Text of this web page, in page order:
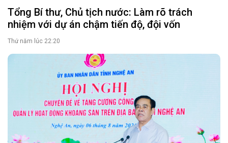
Tổng Bí thư, Chủ tịch nước: Làm rõ trách
nhiệm với dự án chậm tiến độ, đội vốn
Thứ năm lúc 22:20